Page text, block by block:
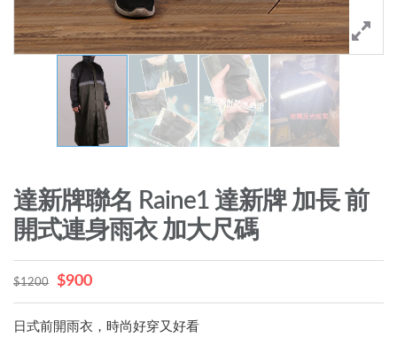
達新牌聯名 Raine1 達新牌 加長 前
開式連身雨衣 加大尺碼
$1200 $900
日式前開雨衣，時尚好穿又好看